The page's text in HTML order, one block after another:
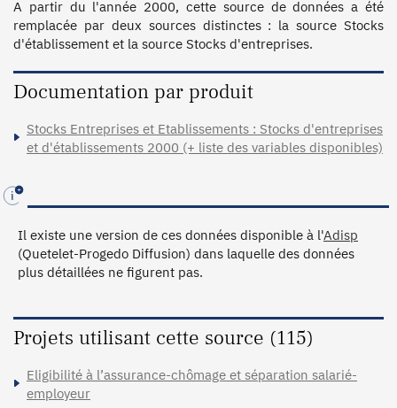
A partir du l'année 2000, cette source de données a été
remplacée par deux sources distinctes : la source Stocks
Documentation par produit
Stocks Entreprises et Etablissements : Stocks d'entreprises
et d'établissements 2000 (+ liste des variables disponibles)
Il existe une version de ces données disponible à l'Adisp
(Quetelet-Progedo Diffusion) dans laquelle des données
plus détaillées ne figurent pas.
Projets utilisant cette source (115)
Eligibilité à l’assurance-chômage et séparation salarié-
employeur